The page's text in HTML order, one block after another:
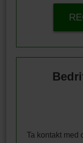
Ta kontakt med